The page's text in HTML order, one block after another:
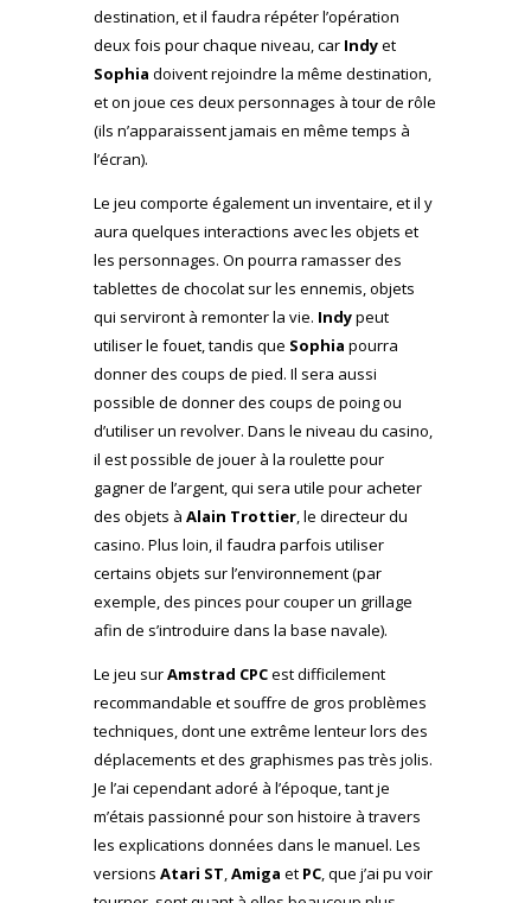
destination, et il faudra répéter l’opération
deux fois pour chaque niveau, car Indyet
Sophia doivent rejoindre la même destination,
et on joue ces deux personnages à tour de rôle
(ils n’apparaissent jamais en même temps à
l’écran).
Le jeu comporte également un inventaire, et il y
aura quelques interactions avec les objets et
les personnages. On pourra ramasser des
tablettes de chocolat sur les ennemis, objets
qui serviront à remonter la vie. Indypeut
utiliser le fouet, tandis que Sophia pourra
donner des coups de pied. Il sera aussi
possible de donner des coups de poing ou
d’utiliser un revolver. Dans le niveau du casino,
il est possible de jouer à la roulette pour
gagner de l’argent, qui sera utile pour acheter
des objets à Alain Trottier, le directeur du
casino. Plus loin, il faudra parfois utiliser
certains objets sur l’environnement (par
exemple, des pinces pour couper un grillage
afin de s’introduire dans la base navale).
Le jeu surAmstrad CPCest difficilement
recommandable et souffre de gros problèmes
techniques, dont une extrême lenteur lors des
déplacements et des graphismes pas très jolis.
Je l’ai cependant adoré à l’époque, tant je
m’étais passionné pour son histoire à travers
les explications données dans le manuel. Les
versions Atari ST,Amiga et PC, que j’ai pu voir